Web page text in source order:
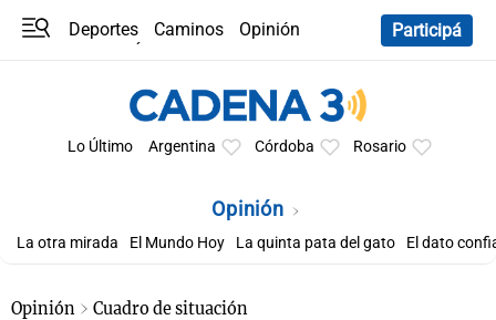
Deportes Caminos
Opinión
Participá
Lo Último Argentina Córdoba Rosario
Opinión
La otra mirada El Mundo Hoy La quinta pata del gato El dato
Opinión Cuadro de situación